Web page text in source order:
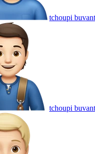
tchoupi
tchoupi